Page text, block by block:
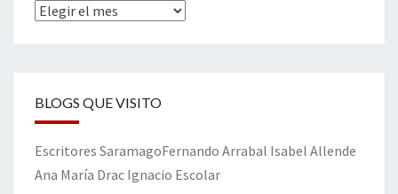
Archivos
BLOGS QUE VISITO
Escritores SaramagoFernando Arrabal Isabel Allende
Ana María Drac Ignacio Escolar